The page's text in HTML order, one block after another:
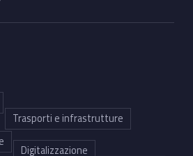
Trasporti e infrastrutture
Digitalizzazione